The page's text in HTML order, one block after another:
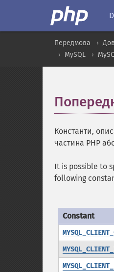
Передмова
MySQL
Константи,
частина PHP
It is possible to
following
Constant